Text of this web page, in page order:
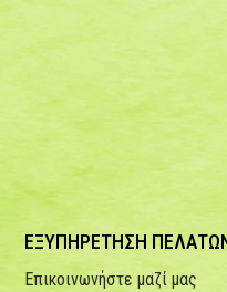
ΕΞΥΠΗΡΕΤΗΣΗ
Επικοινωνήστε μαζί μας